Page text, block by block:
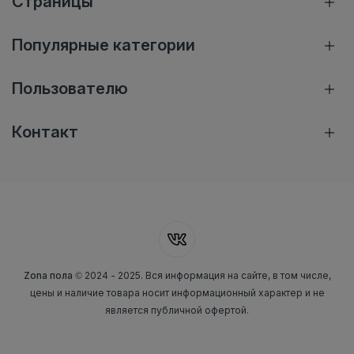
Популярные категории
Пользователю
Контакт
Zona пола © 2024 - 2025. Вся информация на сайте, в том числе,
цены и наличие товара носит информационный характер и не
является публичной офертой.